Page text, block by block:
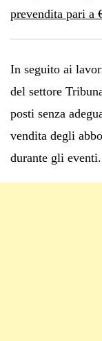
prevendita pari a
In seguito ai
del settore
posti senza
vendita degli
durante gli eventi.